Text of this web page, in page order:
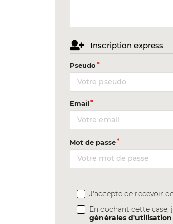
Inscription express
Pseudo
Email
Mot de passe
J'accepte de recevoir
En cochant cette
générales d'utilisation